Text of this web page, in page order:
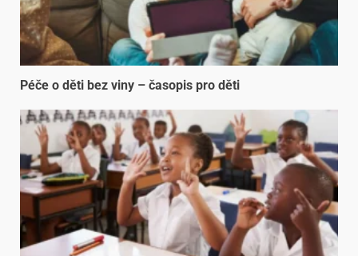
Péče o děti bez viny – časopis pro děti